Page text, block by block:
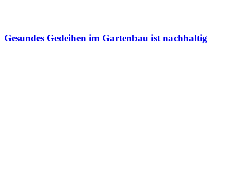
Gesundes Gedeihen im Gartenbau ist nachhaltig